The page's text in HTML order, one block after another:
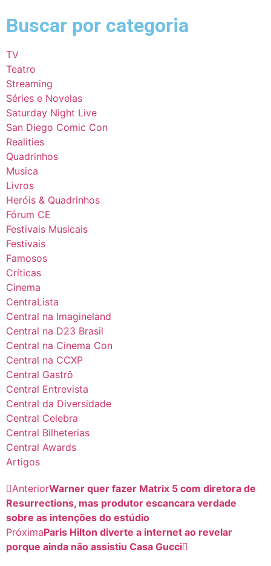
Buscar por categoria
TV
Teatro
Streaming
Séries e Novelas
Saturday Night Live
San Diego Comic Con
Realities
Quadrinhos
Musica
Livros
Heróis & Quadrinhos
Fórum CE
Festivais Musicais
Festivais
Famosos
Críticas
Cinema
CentraLista
Central na Imagineland
Central na D23 Brasil
Central na Cinema Con
Central na CCXP
Central Gastrô
Central Entrevista
Central da Diversidade
Central Celebra
Central Bilheterias
Central Awards
Artigos
AnteriorWarner quer fazer Matrix 5 com diretora de
Resurrections, mas produtor escancara verdade
sobre as intenções do estúdio
PróximaParis Hilton diverte a internet ao revelar
porque ainda não assistiu Casa Gucci